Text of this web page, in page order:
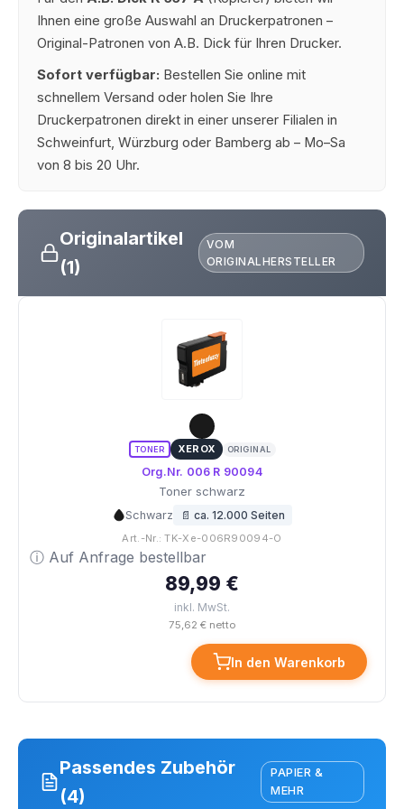
Ihnen eine große Auswahl an Druckerpatronen –
Original-Patronen von A.B. Dick für Ihren Drucker.
Sofort verfügbar: Bestellen Sie online mit
schnellem Versand oder holen Sie Ihre
Druckerpatronen direkt in einer unserer Filialen in
Schweinfurt, Würzburg oder Bamberg ab – Mo–Sa
von 8 bis 20 Uhr.
Originalartikel
(1)
VOM
ORIGINALHERSTELLER
TONER XEROX ORIGINAL
Org.Nr. 006 R 90094
Toner schwarz
Schwarz 📄 ca. 12.000 Seiten
Art.-Nr.: TK-Xe-006R90094-O
ⓘ Auf Anfrage bestellbar
89,99 €
inkl. MwSt.
75,62 € netto
In den Warenkorb
Passendes Zubehör
(4)
PAPIER &
MEHR